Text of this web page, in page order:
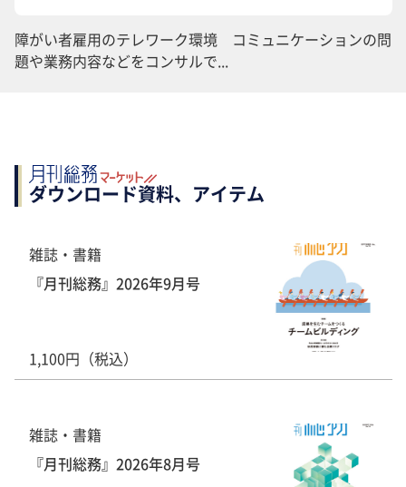
障がい者雇用のテレワーク環境 コミュニケーションの問
題や業務内容などをコンサルで...
ダウンロード資料、アイテム
雑誌・書籍
『月刊総務』2026年9月号
1,100円（税込）
雑誌・書籍
『月刊総務』2026年8月号